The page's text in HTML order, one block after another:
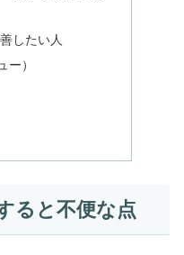
したい人
ー）
ると不便な点